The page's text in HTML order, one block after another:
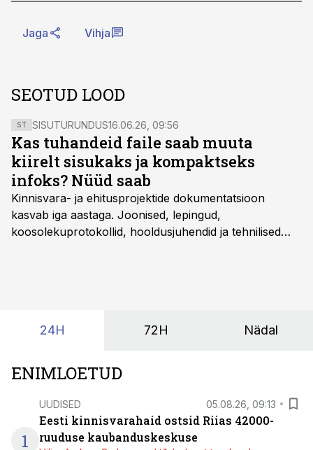
Jaga Vihja
SEOTUD LOOD
ST SISUTURUNDUS16.06.26, 09:56
Kas tuhandeid faile saab muuta
kiirelt sisukaks ja kompaktseks
infoks? Nüüd saab
Kinnisvara- ja ehitusprojektide dokumentatsioon
kasvab iga aastaga. Joonised, lepingud,
koosolekuprotokollid, hooldusjuhendid ja tehnilised
24H 72H Nädal
ENIMLOETUD
1
UUDISED 05.08.26, 09:13
Eesti kinnisvarahaid ostsid Riias 42000-
ruuduse kaubanduskeskuse